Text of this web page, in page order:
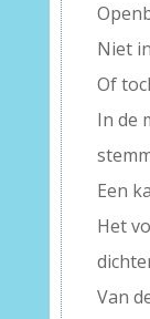
Niet
Of
In de
Een
Het
Van